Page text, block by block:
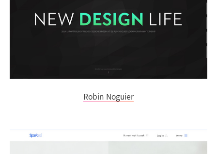
Robin Noguier